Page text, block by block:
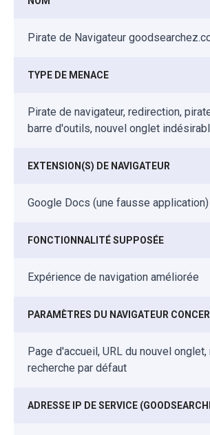
Pirate de Navigateur
TYPE DE MENACE
Pirate de navigateur, redirection,
barre d'outils, nouvel onglet
EXTENSION(S) DE NAVIGATEUR
Google Docs (une fausse application)
FONCTIONNALITÉ SUPPOSÉE
Expérience de navigation améliorée
PARAMÈTRES DU NAVIGATEUR
Page d'accueil, URL du nouvel
recherche par défaut
ADRESSE IP DE SERVICE